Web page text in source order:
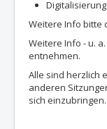
Weitere Info bitte
Weitere Info - u.
entnehmen.
Alle sind herzlich
anderen
sich einzubringen.